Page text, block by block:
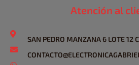
Atención al
SAN PEDRO MANZANA 6 LOTE 12